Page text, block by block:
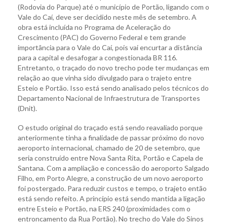
(Rodovia do Parque) até o município de Portão, ligando com o
Vale do Caí, deve ser decidido neste mês de setembro. A
obra está incluída no Programa de Aceleração do
Crescimento (PAC) do Governo Federal e tem grande
importância para o Vale do Caí, pois vai encurtar a distância
para a capital e desafogar a congestionada BR 116.
Entretanto, o traçado do novo trecho pode ter mudanças em
relação ao que vinha sido divulgado para o trajeto entre
Esteio e Portão. Isso está sendo analisado pelos técnicos do
Departamento Nacional de Infraestrutura de Transportes
(Dnit).
O estudo original do traçado está sendo reavaliado porque
anteriormente tinha a finalidade de passar próximo do novo
aeroporto internacional, chamado de 20 de setembro, que
seria construído entre Nova Santa Rita, Portão e Capela de
Santana. Com a ampliação e concessão do aeroporto Salgado
Filho, em Porto Alegre, a construção de um novo aeroporto
foi postergado. Para reduzir custos e tempo, o trajeto então
está sendo refeito. A princípio está sendo mantida a ligação
entre Esteio e Portão, na ERS 240 (proximidades com o
entroncamento da Rua Portão). No trecho do Vale do Sinos